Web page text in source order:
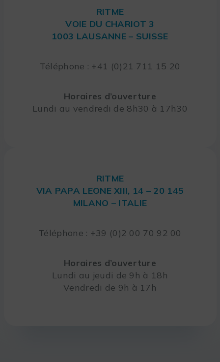
RITME
VOIE DU CHARIOT 3
1003 LAUSANNE – SUISSE
Téléphone : +41 (0)21 711 15 20
Horaires d’ouverture
Lundi au vendredi de 8h30 à 17h30
RITME
VIA PAPA LEONE XIII, 14 – 20 145
MILANO – ITALIE
Téléphone : +39 (0)2 00 70 92 00
Horaires d’ouverture
Lundi au jeudi de 9h à 18h
Vendredi de 9h à 17h